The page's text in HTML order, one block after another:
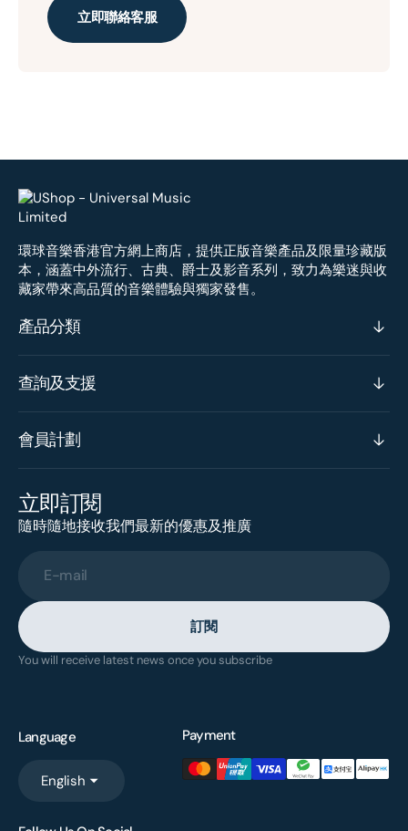
立即聯絡客服
環球音樂香港官方網上商店，提供正版音樂產品及限量珍藏版
本，涵蓋中外流行、古典、爵士及影音系列，致力為樂迷與收
藏家帶來高品質的音樂體驗與獨家發售。
產品分類
查詢及支援
會員計劃
立即訂閱
隨時隨地接收我們最新的優惠及推廣
E-mail
訂閱
You will receive latest news once you subscribe
Language
English
Payment